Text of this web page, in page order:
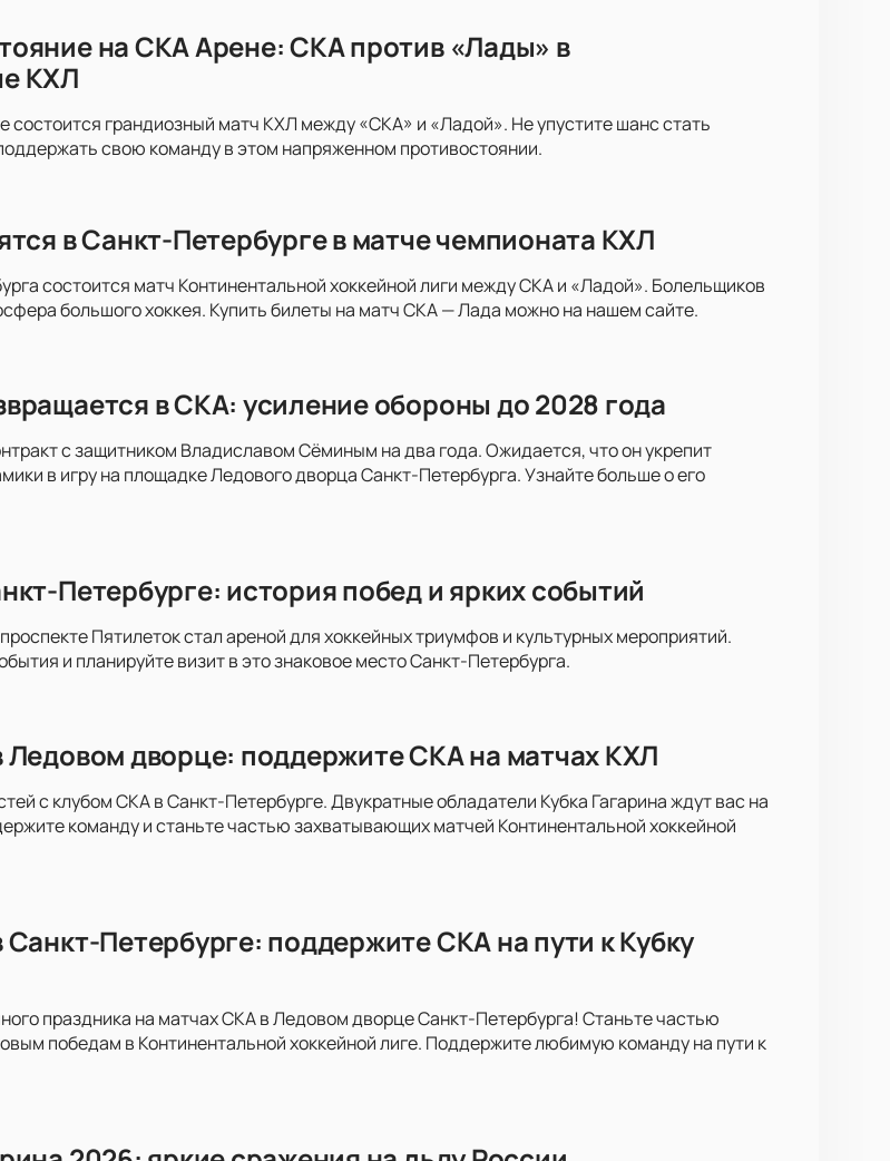
на СКА Арене: СКА против «Лады» в
КХЛ
состоится грандиозный матч КХЛ между «СКА» и «Ладой». Не упустите шанс стать
свою команду в этом напряженном противостоянии.
в Санкт-Петербурге в матче чемпионата КХЛ
состоится матч Континентальной хоккейной лиги между СКА и «Ладой». Болельщиков
большого хоккея. Купить билеты на матч СКА — Лада можно на нашем сайте.
в СКА: усиление обороны до 2028 года
с защитником Владиславом Сёминым на два года. Ожидается, что он укрепит
в игру на площадке Ледового дворца Санкт-Петербурга. Узнайте больше о его
Петербурге: история побед и ярких событий
Пятилеток стал ареной для хоккейных триумфов и культурных мероприятий.
и планируйте визит в это знаковое место Санкт-Петербурга.
Ледовом дворце: поддержите СКА на матчах КХЛ
с клубом СКА в Санкт-Петербурге. Двукратные обладатели Кубка Гагарина ждут вас на
команду и станьте частью захватывающих матчей Континентальной хоккейной
Петербурге: поддержите СКА на пути к Кубку
праздника на матчах СКА в Ледовом дворце Санкт-Петербурга! Станьте частью
победам в Континентальной хоккейной лиге. Поддержите любимую команду на пути к